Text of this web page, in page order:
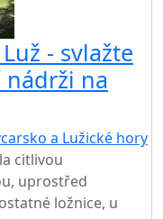
- svlažte
nádrži na
a Lužické hory
citlivou
uprostřed
ložnice, u